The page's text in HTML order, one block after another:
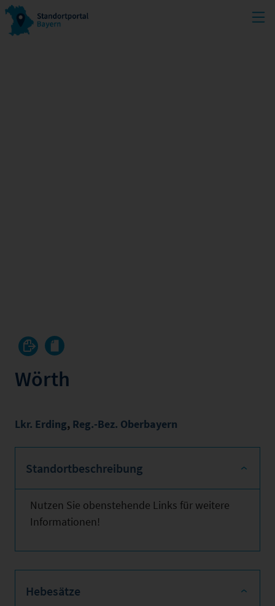
Wörth
Lkr. Erding, Reg.-Bez. Oberbayern
Standortbeschreibung
Nutzen Sie obenstehende Links für weitere
Informationen!
Hebesätze